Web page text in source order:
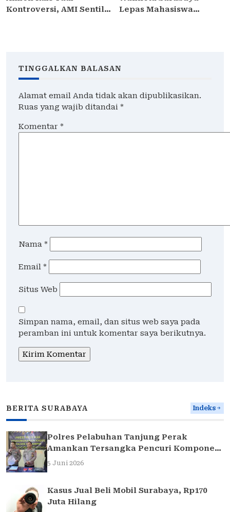
Kontroversi, AMI Sentil
Lepas Mahasiswa
TINGGALKAN BALASAN
Alamat email Anda tidak akan dipublikasikan.
Ruas yang wajib ditandai *
Komentar *
Nama *
Email *
Situs Web
Simpan nama, email, dan situs web saya pada
peramban ini untuk komentar saya berikutnya.
BERITA SURABAYA Indeks
Polres Pelabuhan Tanjung Perak
Amankan Tersangka Pencuri Komponen
Traffic Light di Surabaya
5 Juni 2026
Kasus Jual Beli Mobil Surabaya, Rp170
Juta Hilang